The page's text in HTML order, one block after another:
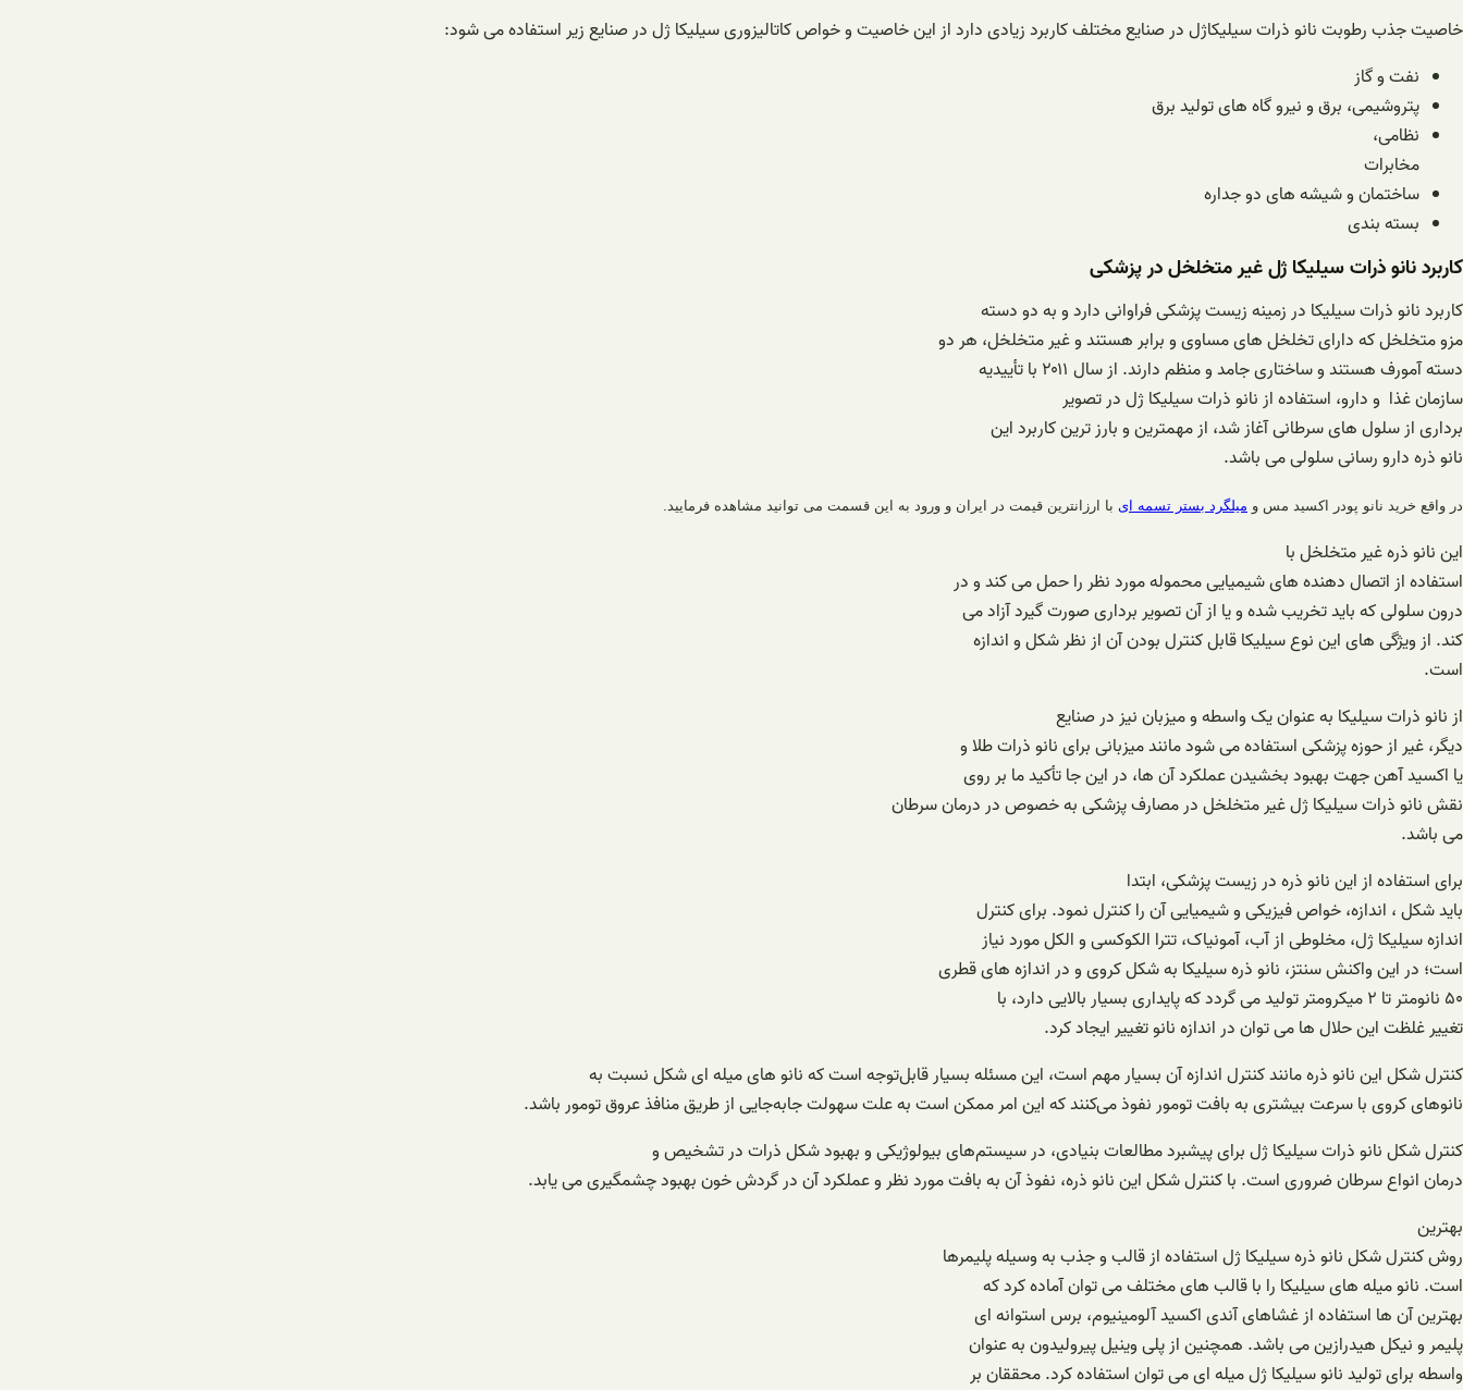
خاصیت جذب رطوبت نانو ذرات سیلیکاژل در صنایع مختلف کاربرد زیادی دارد از این خاصیت و خواص کاتالیزوری سیلیکا ژل در صنایع زیر استفاده می شود:
نفت و گاز
پتروشیمی، برق و نیرو گاه های تولید برق
نظامی،
مخابرات
ساختمان و شیشه های دو جداره
بسته بندی
کاربرد نانو ذرات سیلیکا ژل غیر متخلخل در پزشکی
کاربرد نانو ذرات سیلیکا در زمینه زیست پزشکی فراوانی دارد و به دو دسته
مزو متخلخل که دارای تخلخل های مساوی و برابر هستند و غیر متخلخل، هر دو
دسته آمورف هستند و ساختاری جامد و منظم دارند. از سال ۲۰۱۱ با تأییدیه
سازمان غذا و دارو، استفاده از نانو ذرات سیلیکا ژل در تصویر
برداری از سلول های سرطانی آغاز شد، از مهمترین و بارز ترین کاربرد این
نانو ذره دارو رسانی سلولی می باشد.
در واقع خرید نانو پودر اکسید مس و میلگرد بستر تسمه ای با ارزانترین قیمت در ایران و ورود به این قسمت می توانید مشاهده فرمایید.
این نانو ذره غیر متخلخل با
استفاده از اتصال دهنده های شیمیایی محموله مورد نظر را حمل می کند و در
درون سلولی که باید تخریب شده و یا از آن تصویر برداری صورت گیرد آزاد می
کند. از ویژگی های این نوع سیلیکا قابل کنترل بودن آن از نظر شکل و اندازه
است.
از نانو ذرات سیلیکا به عنوان یک واسطه و میزبان نیز در صنایع
دیگر، غیر از حوزه پزشکی استفاده می شود مانند میزبانی برای نانو ذرات طلا و
یا اکسید آهن جهت بهبود بخشیدن عملکرد آن ها، در این جا تأکید ما بر روی
نقش نانو ذرات سیلیکا ژل غیر متخلخل در مصارف پزشکی به خصوص در درمان سرطان
می باشد.
برای استفاده از این نانو ذره در زیست پزشکی، ابتدا
باید شکل ، اندازه، خواص فیزیکی و شیمیایی آن را کنترل نمود. برای کنترل
اندازه سیلیکا ژل، مخلوطی از آب، آمونیاک، تترا الکوکسی و الکل مورد نیاز
است؛ در این واکنش سنتز، نانو ذره سیلیکا به شکل کروی و در اندازه های قطری
۵۰ نانومتر تا ۲ میکرومتر تولید می گردد که پایداری بسیار بالایی دارد، با
تغییر غلظت این حلال ها می توان در اندازه نانو تغییر ایجاد کرد.
کنترل شکل این نانو ذره مانند کنترل اندازه آن بسیار مهم است، این مسئله بسیار قابل‌توجه است که نانو های میله‌ ای شکل نسبت به
نانوهای کروی با سرعت بیشتری به بافت تومور نفوذ می‌کنند که این امر ممکن است به علت سهولت جابه‌جایی از طریق منافذ عروق تومور باشد.
کنترل شکل نانو ذرات سیلیکا ژل برای پیشبرد مطالعات بنیادی، در سیستم‌های بیولوژیکی و بهبود شکل ذرات در تشخیص و
درمان انواع سرطان ضروری است. با کنترل شکل این نانو ذره، نفوذ آن به بافت مورد نظر و عملکرد آن در گردش خون بهبود چشمگیری می یابد.
بهترین
روش کنترل شکل نانو ذره سیلیکا ژل استفاده از قالب و جذب به وسیله پلیمرها
است. نانو میله های سیلیکا را با قالب های مختلف می توان آماده کرد که
بهترین آن ها استفاده از غشاهای آندی اکسید آلومینیوم، برس استوانه ای
پلیمر و نیکل هیدرازین می باشد. همچنین از پلی وینیل پیرولیدون به عنوان
واسطه برای تولید نانو سیلیکا ژل میله ای می توان استفاده کرد. محققان بر